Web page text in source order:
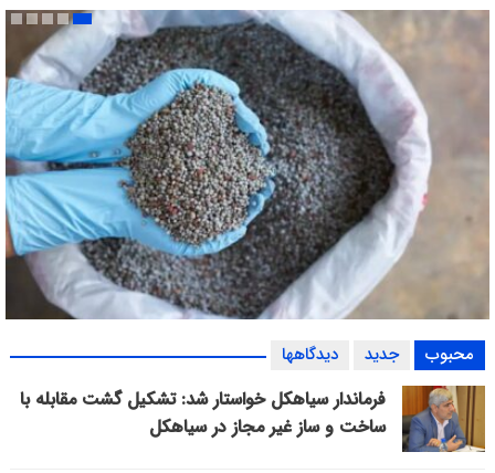
توزیع ۵۵ درصد کود شیمیایی یارانه‌ای در گیلان
محبوب جدید دیدگاهها
فرماندار سیاهکل خواستار شد: تشکیل گشت مقابله با
ساخت و ساز غیر مجاز در سیاهکل